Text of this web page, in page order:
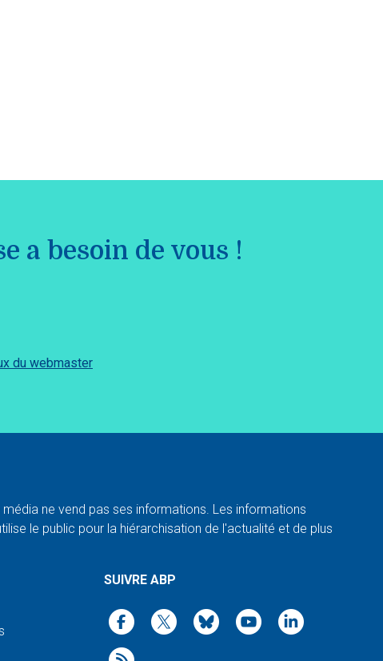
a besoin de vous !
du webmaster
ne vend pas ses informations. Les informations
le public pour la hiérarchisation de l'actualité et de plus
SUIVRE ABP